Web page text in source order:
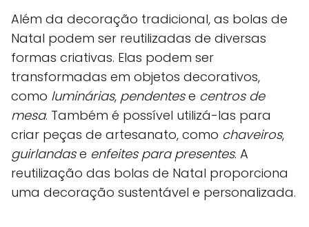
Além da decoração tradicional, as bolas de
Natal podem ser reutilizadas de diversas
formas criativas. Elas podem ser
transformadas em objetos decorativos,
como luminárias, pendentese centros de
mesa. Também é possível utilizá-las para
criar peças de artesanato, como chaveiros,
guirlandase enfeites para presentes. A
reutilização das bolas de Natal proporciona
uma decoração sustentável e personalizada.